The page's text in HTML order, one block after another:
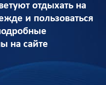
отдыхать на
и пользоваться
на сайте